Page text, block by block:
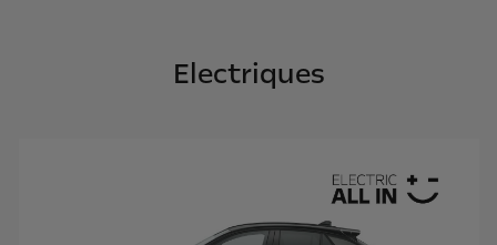
Electriques